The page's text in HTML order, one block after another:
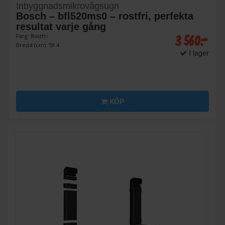
Inbyggnadsmikrovågsugn
Bosch – bfl520ms0 – rostfri, perfekta
resultat varje gång
Färg: Rostfri
Bredd (cm): 59.4
3 560:-
I lager
KÖP